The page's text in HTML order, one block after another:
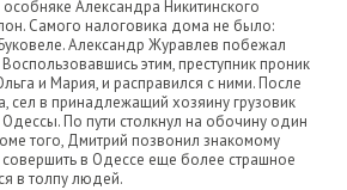
Александра Никитинского
Самого налоговика дома не было:
Александр Журавлев побежал
этим, преступник проник
и Мария, и расправился с ними. После
сел в принадлежащий хозяину грузовик
По пути столкнул на обочину один
того, Дмитрий позвонил знакомому
в Одессе еще более страшное
в толпу людей.